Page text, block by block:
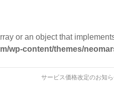
or an object that
wp-content/themes/
サービス価格改定のお知